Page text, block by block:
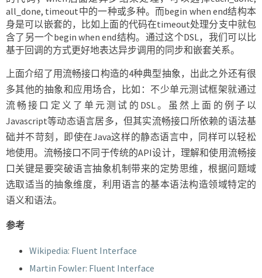
all_done, timeout中的一种或多种。而begin when end结构本
身是可以嵌套的，比如上面的代码在timeout处理分支中就包
含了另一个begin when end结构。通过这个DSL，我们可以比
基于回调的方式更好地表达异步调用的同步和嵌套关系。
上面介绍了用流畅接口构造的4种典型抽象，出此之外还有很
多其他的抽象和应用场合，比如：不少单元测试框架就通过
流畅接口定义了单元测试的DSL。虽然上面的例子以
Javascript等动态语言居多，但其实流畅接口所依赖的语法基
础并不苛刻，即使在Java这样的静态语言中，同样可以轻松
地使用。流畅接口不同于传统的API设计，理解和使用流畅接
口关键是要突破语言抽象机制带来的定势思维，根据问题域
选取适当的抽象维度，利用语言的基本语法构造领域特定的
语义和语法。
参考
Wikipedia: Fluent Interface
Martin Fowler: Fluent Interface